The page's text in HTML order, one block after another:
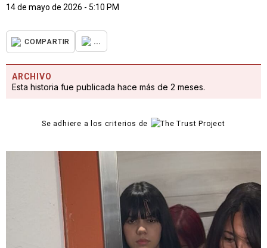
14 de mayo de 2026 - 5:10 PM
COMPARTIR ...
ARCHIVO
Esta historia fue publicada hace más de 2 meses.
Se adhiere a los criterios de